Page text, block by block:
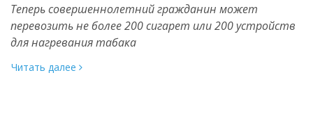
Теперь совершеннолетний гражданин может
перевозить не более 200 сигарет или 200 устройств
для нагревания табака
Читать далее